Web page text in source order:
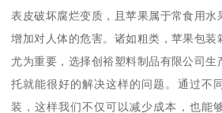
表皮破坏腐烂变质，且苹果属于常食用水
增加对人体的危害。诸如粗类，苹果包装
尤为重要，选择创裕塑料制品有限公司生
托就能很好的解决这样的问题。通过不
装，这样我们不仅可以减少成本，也能